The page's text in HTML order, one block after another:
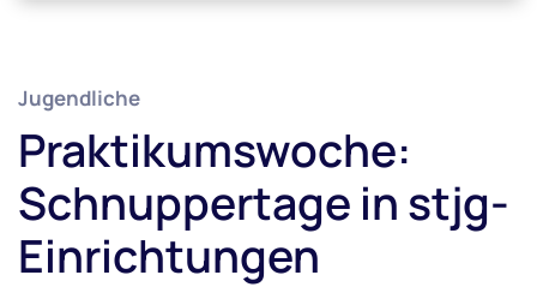
Jugendliche
Praktikumswoche:
Schnuppertage in stjg-
Einrichtungen